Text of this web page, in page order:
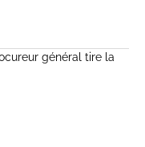
général tire la